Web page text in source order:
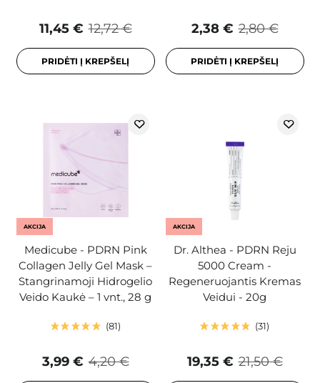
12,72 €
11,45 €
PRIDĖTI Į KREPŠELĮ
2,80 €
2,38 €
PRIDĖTI Į KREPŠELĮ
AKCIJA
Medicube - PDRN Pink
Collagen Jelly Gel Mask –
Stangrinamoji Hidrogelio
Veido Kaukė – 1 vnt., 28 g
81
4,20 €
3,99 €
AKCIJA
Dr. Althea - PDRN Reju
5000 Cream -
Regeneruojantis Kremas
Veidui - 20g
31
21,50 €
19,35 €